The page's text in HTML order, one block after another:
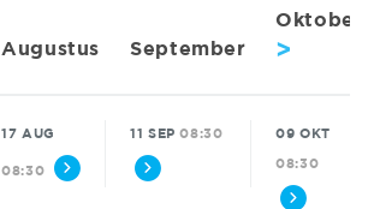
Augustus September
Oktober
>
17 AUG
08:30
11 SEP 08:30 09 OKT
08:30